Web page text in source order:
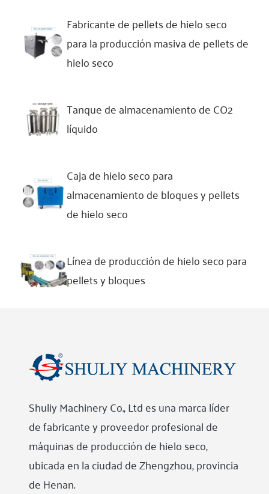
Fabricante de pellets de hielo seco
para la producción masiva de pellets de
hielo seco
Tanque de almacenamiento de CO2
líquido
Caja de hielo seco para
almacenamiento de bloques y pellets
de hielo seco
Línea de producción de hielo seco para
pellets y bloques
Shuliy Machinery Co., Ltd es una marca líder
de fabricante y proveedor profesional de
máquinas de producción de hielo seco,
ubicada en la ciudad de Zhengzhou, provincia
de Henan.